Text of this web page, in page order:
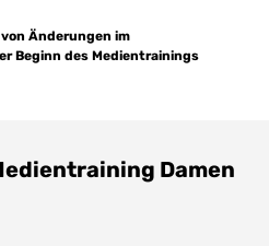
Änderungen im
Beginn des Medientrainings
Damen